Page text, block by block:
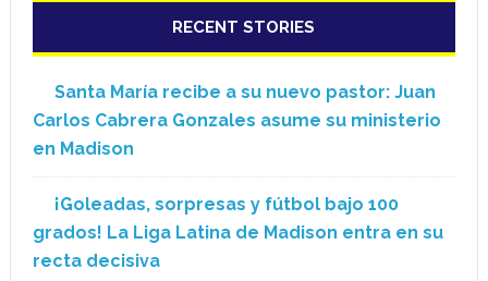
RECENT STORIES
Santa María recibe a su nuevo pastor: Juan
Carlos Cabrera Gonzales asume su ministerio
en Madison
¡Goleadas, sorpresas y fútbol bajo 100
grados! La Liga Latina de Madison entra en su
recta decisiva